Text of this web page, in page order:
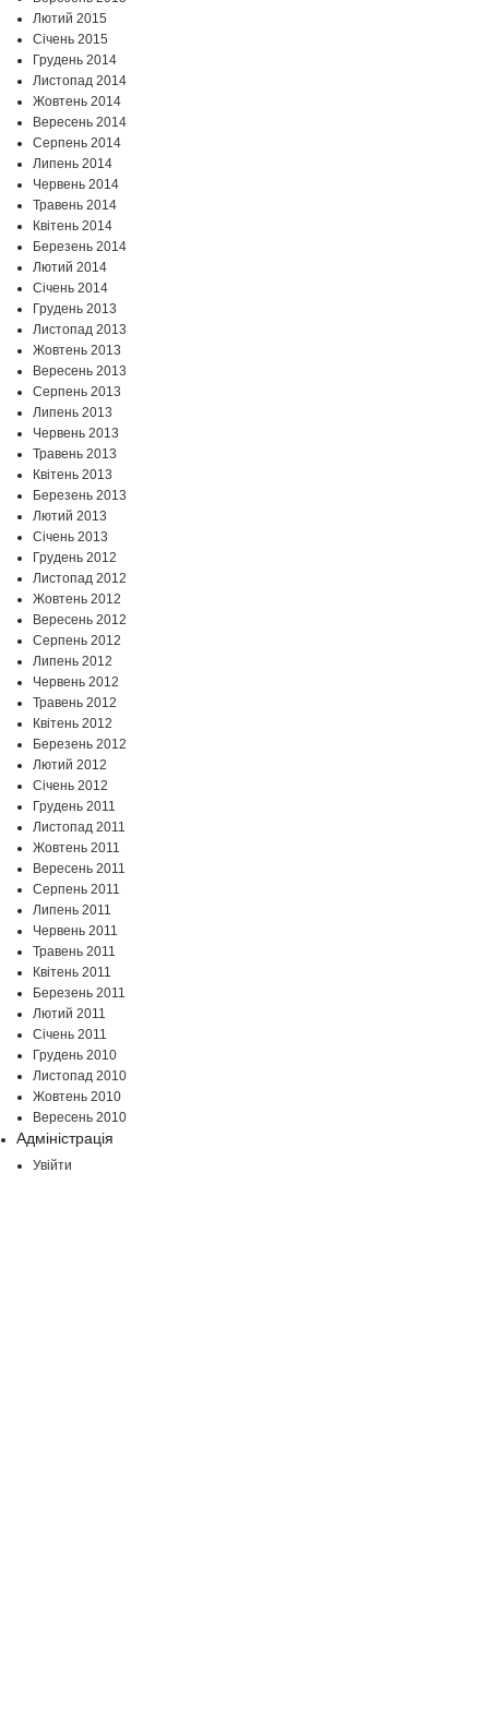
Лютий 2015
Січень 2015
Грудень 2014
Листопад 2014
Жовтень 2014
Вересень 2014
Серпень 2014
Липень 2014
Червень 2014
Травень 2014
Квітень 2014
Березень 2014
Лютий 2014
Січень 2014
Грудень 2013
Листопад 2013
Жовтень 2013
Вересень 2013
Серпень 2013
Липень 2013
Червень 2013
Травень 2013
Квітень 2013
Березень 2013
Лютий 2013
Січень 2013
Грудень 2012
Листопад 2012
Жовтень 2012
Вересень 2012
Серпень 2012
Липень 2012
Червень 2012
Травень 2012
Квітень 2012
Березень 2012
Лютий 2012
Січень 2012
Грудень 2011
Листопад 2011
Жовтень 2011
Вересень 2011
Серпень 2011
Липень 2011
Червень 2011
Травень 2011
Квітень 2011
Березень 2011
Лютий 2011
Січень 2011
Грудень 2010
Листопад 2010
Жовтень 2010
Вересень 2010
Адміністрація
Увійти